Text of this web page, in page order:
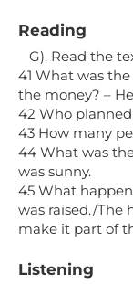
Reading
G). Read the
41 What was
the money? –
42 Who
43 How many
44 What was
was sunny.
45 What
was raised./The
make it part of
Listening